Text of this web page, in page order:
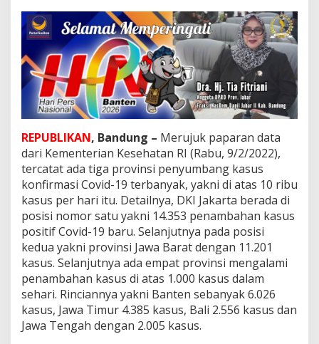
r
T
a
n
g
a
p
i
k
e
n
a
i
k
a
n
P
o
s
i
t
i
f
C
REPUBLIKAN, Bandung – Merujuk paparan data
dari Kementerian Kesehatan RI (Rabu, 9/2/2022),
tercatat ada tiga provinsi penyumbang kasus
konfirmasi Covid-19 terbanyak, yakni di atas 10 ribu
kasus per hari itu. Detailnya, DKI Jakarta berada di
posisi nomor satu yakni 14.353 penambahan kasus
positif Covid-19 baru. Selanjutnya pada posisi
kedua yakni provinsi Jawa Barat dengan 11.201
kasus. Selanjutnya ada empat provinsi mengalami
penambahan kasus di atas 1.000 kasus dalam
sehari. Rinciannya yakni Banten sebanyak 6.026
kasus, Jawa Timur 4.385 kasus, Bali 2.556 kasus dan
Jawa Tengah dengan 2.005 kasus.